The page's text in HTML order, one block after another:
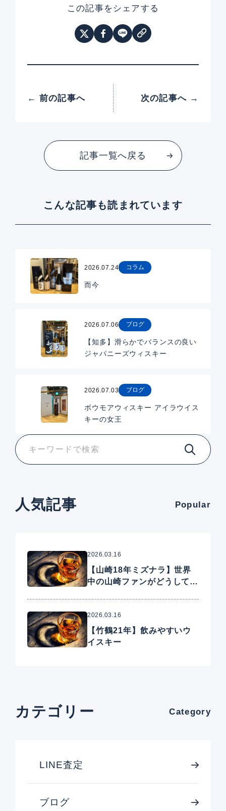
この記事をシェアする
← 前の記事へ 次の記事へ →
記事一覧へ戻る
こんな記事も読まれています
2026.07.24 コラム
而今
2026.07.06 ブログ
【知多】滑らかでバランスの良い
ジャパニーズウィスキー
2026.07.03 ブログ
ボウモアウィスキー アイラウイス
キーの女王
人気記事 Popular
2026.03.16
【山崎18年ミズナラ】世界
中の山崎ファンがどうしても
2026.03.16
【竹鶴21年】飲みやすいウ
イスキー
カテゴリー Category
LINE査定
ブログ